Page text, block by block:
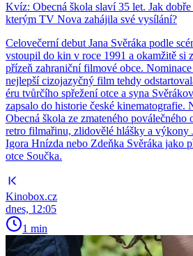
Kvíz: Obecná škola slaví 35 let. Jak
kterým TV Nova zahájila své vysílání?
Celovečerní debut Jana Svěráka podle
vstoupil do kin v roce 1991 a okamžitě si
přízeň zahraniční filmové obce.
nejlepší cizojazyčný film tehdy
éru tvůrčího spřežení otce a syna
zapsalo do historie české kinematografie.
Obecná škola ze zmateného
retro filmařinu, zlidovělé hlášky a výkony
Igora Hnízda nebo Zdeňka Svěráka jako
otce Součka.
Kinobox.cz
dnes, 12:05
1 min